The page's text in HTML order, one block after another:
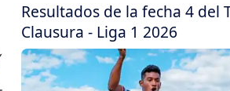
Resultados de la fecha 4 del
Clausura - Liga 1 2026